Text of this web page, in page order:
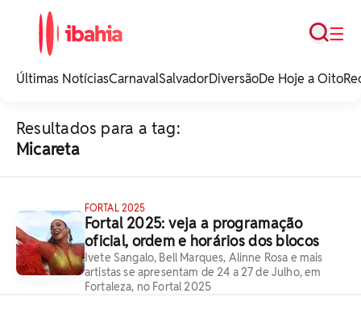
noticias e
☰
Busca
Últimas NotíciasCarnavalSalvadorDiversãoDe Hoje a Oito
Resultados para a tag:
Micareta
FORTAL 2025
Fortal 2025: veja a programação
oficial, ordem e horários dos blocos
Ivete Sangalo, Bell Marques, Alinne Rosa e mais
artistas se apresentam de 24 a 27 de Julho, em
Fortaleza, no Fortal 2025